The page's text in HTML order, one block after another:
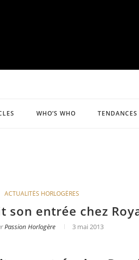
WHO’S WHO TENDANCES
ACTUALITÉS HORLOGÈRES
son entrée chez
Passion Horlogère 3 mai 2013